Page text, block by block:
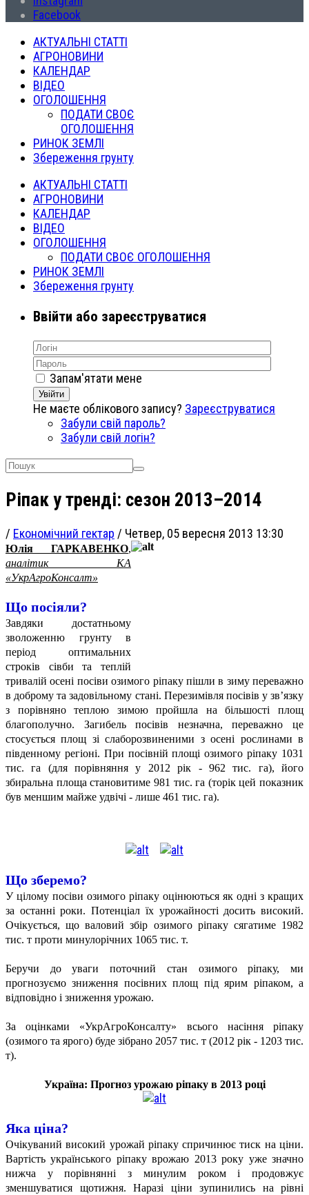
Facebook
АКТУАЛЬНІ СТАТТІ
АГРОНОВИНИ
КАЛЕНДАР
ВІДЕО
ОГОЛОШЕННЯ
ПОДАТИ СВОЄ
ОГОЛОШЕННЯ
РИНОК ЗЕМЛІ
Збереження грунту
АКТУАЛЬНІ СТАТТІ
АГРОНОВИНИ
КАЛЕНДАР
ВІДЕО
ОГОЛОШЕННЯ
ПОДАТИ СВОЄ ОГОЛОШЕННЯ
РИНОК ЗЕМЛІ
Збереження грунту
Ввійти або зареєструватися
Запам'ятати мене
Увійти
Не маєте облікового запису? Зареєструватися
Забули свій пароль?
Забули свій логін?
Ріпак у тренді: сезон 2013–2014
/ Економічний гектар / Четвер, 05 вересня 2013 13:30
Юлія ГАРКАВЕНКО,
аналітик КА
«УкрАгроКонсалт»
Що посіяли?
Завдяки достатньому
зволоженню грунту в
період оптимальних
строків сівби та теплій
тривалій осені посіви озимого ріпаку пішли в зиму переважно
в доброму та задовільному стані. Перезимівля посівів у зв’язку
з порівняно теплою зимою пройшла на більшості площ
благополучно. Загибель посівів незначна, переважно це
стосується площ зі слаборозвиненими з осені рослинами в
південному регіоні. При посівній площі озимого ріпаку 1031
тис. га (для порівняння у 2012 рік - 962 тис. га), його
збиральна площа становитиме 981 тис. га (торік цей показник
був меншим майже удвічі - лише 461 тис. га).
Що зберемо?
У цілому посіви озимого ріпаку оцінюються як одні з кращих
за останні роки. Потенціал їх урожайності досить високий.
Очікується, що валовий збір озимого ріпаку сягатиме 1982
тис. т проти минулорічних 1065 тис. т.
Беручи до уваги поточний стан озимого ріпаку, ми
прогнозуємо зниження посівних площ під ярим ріпаком, а
відповідно і зниження урожаю.
За оцінками «УкрАгроКонсалту» всього насіння ріпаку
(озимого та ярого) буде зібрано 2057 тис. т (2012 рік - 1203 тис.
т).
Україна: Прогноз урожаю ріпаку в 2013 році
Яка ціна?
Очікуваний високий урожай ріпаку спричинює тиск на ціни.
Вартість українського ріпаку врожаю 2013 року уже значно
нижча у порівнянні з минулим роком і продовжує
зменшуватися щотижня. Наразі ціни зупинились на рівні